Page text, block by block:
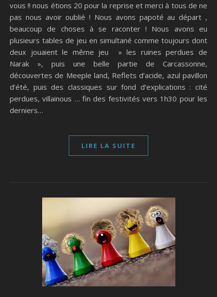
vous !! nous étions 20 pour la reprise et merci à tous de ne
pas nous avoir oublié ! Nous avons papoté au départ ,
beaucoup de choses à se raconter ! Nous avons eu
plusieurs tables de jeu en simultané comme toujours dont
deux jouaient le même jeu » les ruines perdues de
Narak », puis une belle partie de Carcassonne,
découvertes de Meeple land, Reflets d’acide, azul pavillon
d’été, puis des classiques sur fond d’explications : cité
perdues, villainous … fin des festivités vers 1h30 pour les
derniers…
LIRE LA SUITE